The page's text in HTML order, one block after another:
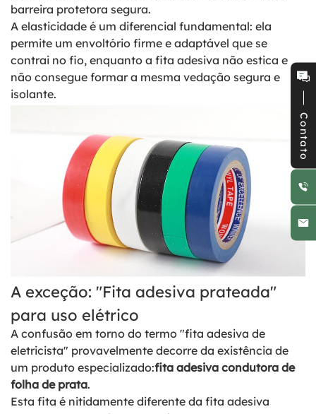
barreira protetora segura.
A elasticidade é um diferencial fundamental: ela
permite um envoltório firme e adaptável que se
contrai no fio, enquanto a fita adesiva não estica e
não consegue formar a mesma vedação segura e
isolante.
A exceção: "Fita adesiva prateada"
para uso elétrico
A confusão em torno do termo "fita adesiva de
eletricista" provavelmente decorre da existência de
um produto especializado:fita adesiva condutora de
folha de prata.
Esta fita é nitidamente diferente da fita adesiva
Contato